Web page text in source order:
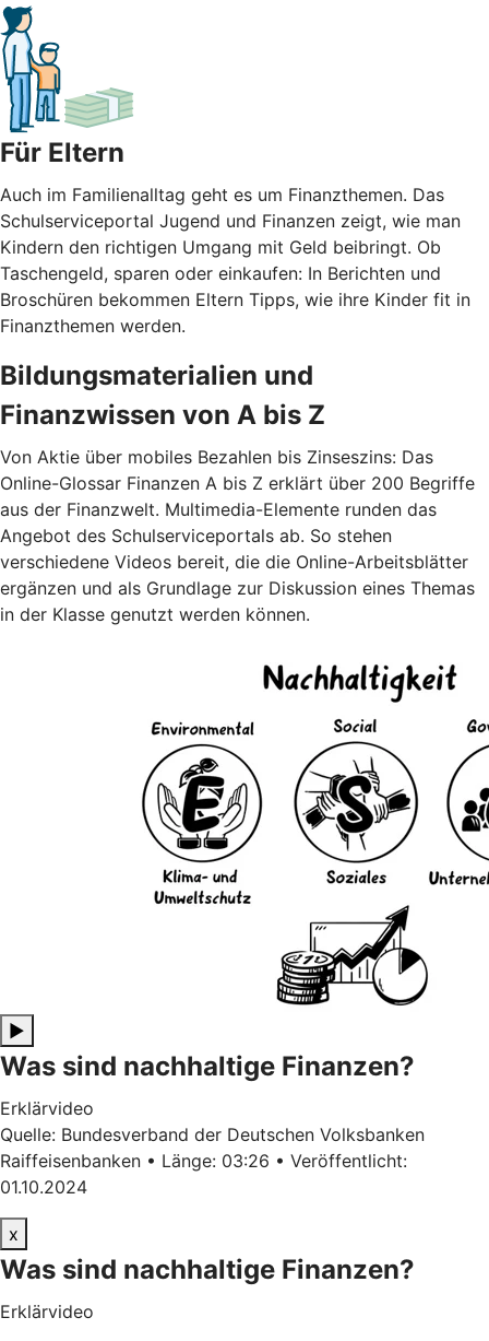
Für Eltern
Auch im Familienalltag geht es um Finanzthemen. Das
Schulserviceportal Jugend und Finanzen zeigt, wie man
Kindern den richtigen Umgang mit Geld beibringt. Ob
Taschengeld, sparen oder einkaufen: In Berichten und
Broschüren bekommen Eltern Tipps, wie ihre Kinder fit in
Finanzthemen werden.
Bildungsmaterialien und
Finanzwissen von A bis Z
Von Aktie über mobiles Bezahlen bis Zinseszins: Das
Online-Glossar Finanzen A bis Z erklärt über 200 Begriffe
aus der Finanzwelt. Multimedia-Elemente runden das
Angebot des Schulserviceportals ab. So stehen
verschiedene Videos bereit, die die Online-Arbeitsblätter
ergänzen und als Grundlage zur Diskussion eines Themas
in der Klasse genutzt werden können.
▶
Was sind nachhaltige Finanzen?
Erklärvideo
Quelle: Bundesverband der Deutschen Volksbanken
Raiffeisenbanken • Länge: 03:26 • Veröffentlicht:
01.10.2024
x
Was sind nachhaltige Finanzen?
Erklärvideo